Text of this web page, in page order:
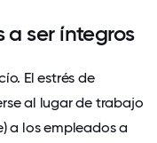
a ser íntegros
El estrés de
al lugar de trabajo
a los empleados a